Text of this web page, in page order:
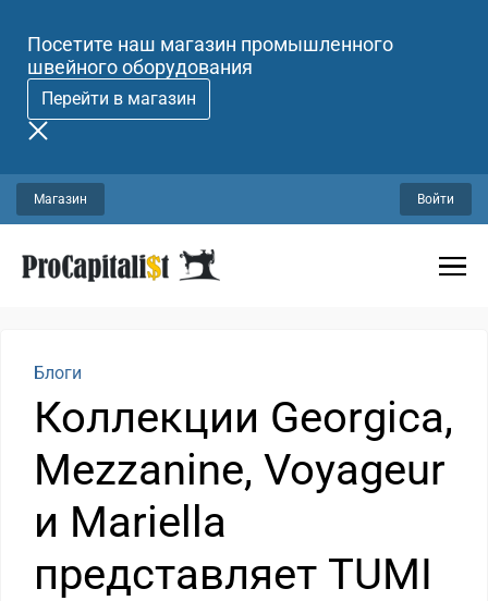
Посетите наш магазин промышленного
швейного оборудования
Перейти в магазин
Магазин Войти
Блоги
Коллекции Georgica,
Mezzanine, Voyageur
и Mariella
представляет TUMI